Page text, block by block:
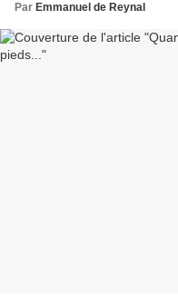
Par Emmanuel de Reynal